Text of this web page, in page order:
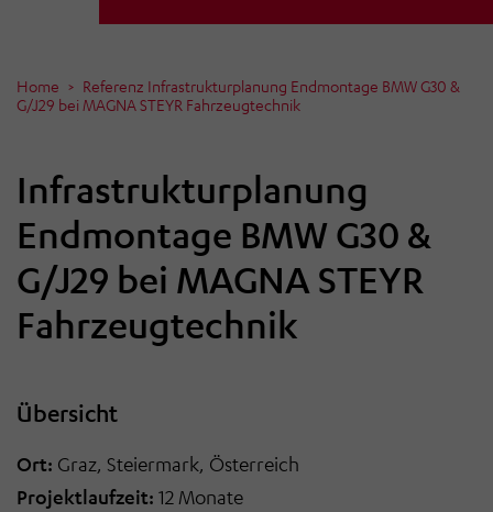
Home
Referenz Infrastrukturplanung Endmontage BMW G30 &
G/J29 bei MAGNA STEYR Fahrzeugtechnik
Infrastrukturplanung
Endmontage BMW G30 &
G/J29 bei MAGNA STEYR
Fahrzeugtechnik
Übersicht
Ort: Graz, Steiermark, Österreich
Projektlaufzeit: 12 Monate